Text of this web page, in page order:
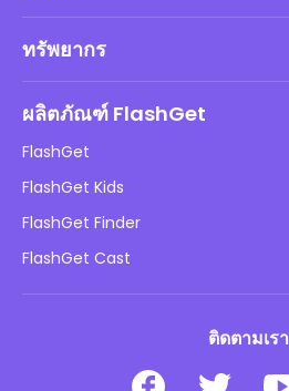
นโยบาย DMCA
นโยบายความเป็นส่วนตัว
นโยบายการโฆษณา
อย่าขายข้อมูลของฉัน
ทรัพยากร
ความปลอดภัยของเด็กออนไลน์
ดาวน์โหลด
ผลิตภัณฑ์ FlashGet
FlashGet
FlashGet Kids
FlashGet Finder
FlashGet Cast
ติดตามเรา